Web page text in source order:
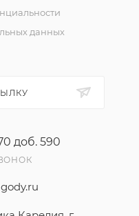
данных
доб. 590